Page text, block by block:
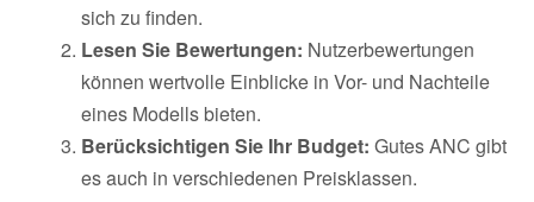
sich zu finden.
Lesen Sie Bewertungen: Nutzerbewertungen
können wertvolle Einblicke in Vor- und Nachteile
eines Modells bieten.
Berücksichtigen Sie Ihr Budget: Gutes ANC gibt
es auch in verschiedenen Preisklassen.